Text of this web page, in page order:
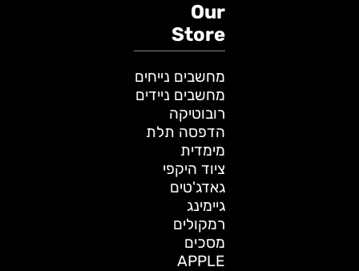
Our
Store
מחשבים נייחים
מחשבים ניידים
רובוטיקה
הדפסה תלת
מימדית
ציוד היקפי
גאדג'טים
גיימינג
רמקולים
מסכים
APPLE